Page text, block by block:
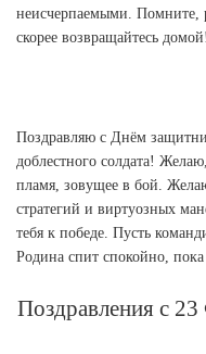
неисчерпаемыми. Помните,
скорее возвращайтесь домой!
Поздравляю с Днём
доблестного солдата!
пламя, зовущее в бой.
стратегий и виртуозных
тебя к победе. Пусть
Родина спит спокойно,
Поздравления с